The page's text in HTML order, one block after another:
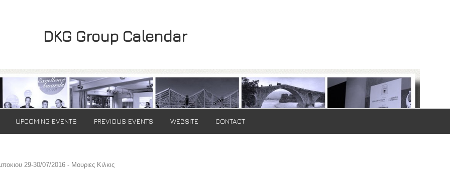
DKG Group Calendar
UPCOMING EVENTS PREVIOUS EVENTS WEBSITE CONTACT
29-30/07/2016 - Μουριες Κιλκις